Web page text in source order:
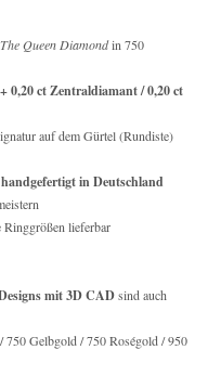
The Queen Diamondin 750
0,20 ct Zentraldiamant / 0,20 ct
auf dem Gürtel (Rundiste)
handgefertigt in Deutschland
Ringgrößen lieferbar
mit 3D CADsind auch
750 Gelbgold / 750 Roségold / 950